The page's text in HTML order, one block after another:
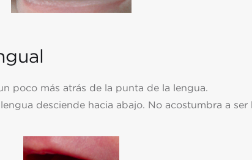
poco más atrás de la punta de la lengua.
desciende hacia abajo. No acostumbra a ser